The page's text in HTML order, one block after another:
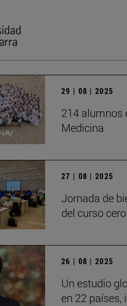
29 | 08 | 2025
214 alumnos
Medicina
27 | 08 | 2025
Jornada de
del curso cero
26 | 08 | 2025
Un estudio
en 22 países,